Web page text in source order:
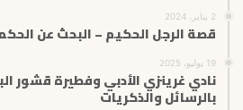
2 يناير، 2024
قصة الرجل الحكيم – البحث عن
19 يوليو، 2025
نادي غرينزي الأدبي وفطيرة قشور
بالرسائل والذكريات